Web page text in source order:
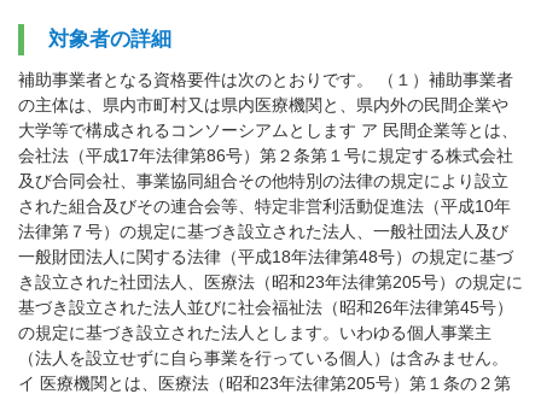
対象者の詳細
補助事業者となる資格要件は次のとおりです。 （１）補助事業者
の主体は、県内市町村又は県内医療機関と、県内外の民間企業や
大学等で構成されるコンソーシアムとします ア 民間企業等とは、
会社法（平成17年法律第86号）第２条第１号に規定する株式会社
及び合同会社、事業協同組合その他特別の法律の規定により設立
された組合及びその連合会等、特定非営利活動促進法（平成10年
法律第７号）の規定に基づき設立された法人、一般社団法人及び
一般財団法人に関する法律（平成18年法律第48号）の規定に基づ
き設立された社団法人、医療法（昭和23年法律第205号）の規定に
基づき設立された法人並びに社会福祉法（昭和26年法律第45号）
の規定に基づき設立された法人とします。いわゆる個人事業主
（法人を設立せずに自ら事業を行っている個人）は含みません。
イ 医療機関とは、医療法（昭和23年法律第205号）第１条の２第